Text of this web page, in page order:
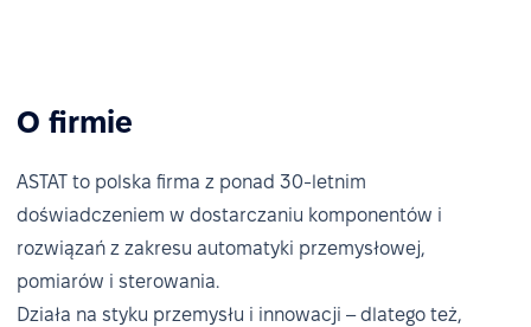
O firmie
ASTAT to polska firma z ponad 30-letnim
doświadczeniem w dostarczaniu komponentów i
rozwiązań z zakresu automatyki przemysłowej,
pomiarów i sterowania.
Działa na styku przemysłu i innowacji – dlatego też,